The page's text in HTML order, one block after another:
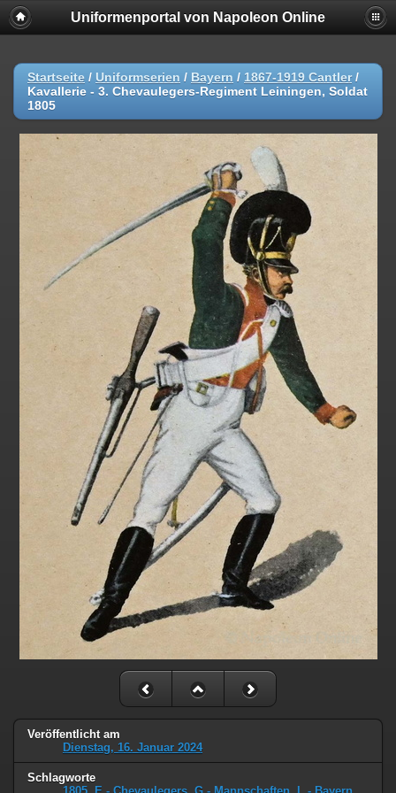
Uniformenportal von Napoleon Online
Startseite / Uniformserien / Bayern / 1867-1919 Cantler/
Kavallerie - 3. Chevaulegers-Regiment Leiningen, Soldat
1805
Veröffentlicht am
Dienstag, 16. Januar 2024
Schlagworte